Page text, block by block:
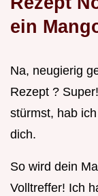
ein
Na, neugierig
Rezept ?
stürmst, hab
dich.
So wird dein
Volltreffer! Ich